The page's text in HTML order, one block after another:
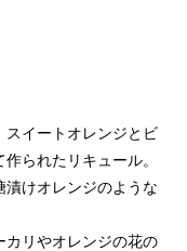
スイートオレンジとビ
られたリキュール。
漬けオレンジのような
カリやオレンジの花の